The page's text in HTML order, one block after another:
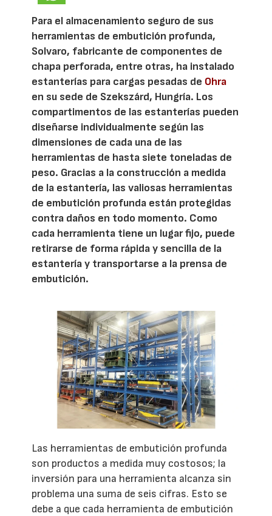
Para el almacenamiento seguro de sus
herramientas de embutición profunda,
Solvaro, fabricante de componentes de
chapa perforada, entre otras, ha instalado
estanterías para cargas pesadas de Ohra
en su sede de Szekszárd, Hungría. Los
compartimentos de las estanterías pueden
diseñarse individualmente según las
dimensiones de cada una de las
herramientas de hasta siete toneladas de
peso. Gracias a la construcción a medida
de la estantería, las valiosas herramientas
de embutición profunda están protegidas
contra daños en todo momento. Como
cada herramienta tiene un lugar fijo, puede
retirarse de forma rápida y sencilla de la
estantería y transportarse a la prensa de
embutición.
Las herramientas de embutición profunda
son productos a medida muy costosos; la
inversión para una herramienta alcanza sin
problema una suma de seis cifras. Esto se
debe a que cada herramienta de embutición